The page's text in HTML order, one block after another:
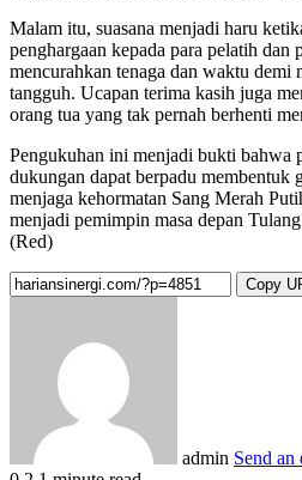
Malam itu, suasana menjadi haru
penghargaan kepada para pelatih dan
mencurahkan tenaga dan waktu demi
tangguh. Ucapan terima kasih juga
orang tua yang tak pernah berhenti
Pengukuhan ini menjadi bukti bahwa
dukungan dapat berpadu membentuk
menjaga kehormatan Sang Merah
menjadi pemimpin masa depan
(Red)
Copy
admin Send an